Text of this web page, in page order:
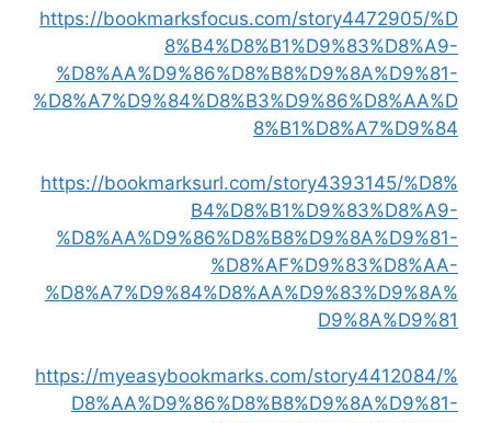
https://bookmarksfocus.com/story4472905/%D
8%B4%D8%B1%D9%83%D8%A9-
%D8%AA%D9%86%D8%B8%D9%8A%D9%81-
%D8%A7%D9%84%D8%B3%D9%86%D8%AA%D
8%B1%D8%A7%D9%84
https://bookmarksurl.com/story4393145/%D8%
B4%D8%B1%D9%83%D8%A9-
%D8%AA%D9%86%D8%B8%D9%8A%D9%81-
%D8%AF%D9%83%D8%AA-
%D8%A7%D9%84%D8%AA%D9%83%D9%8A%
D9%8A%D9%81
https://myeasybookmarks.com/story4412084/%
D8%AA%D9%86%D8%B8%D9%8A%D9%81-